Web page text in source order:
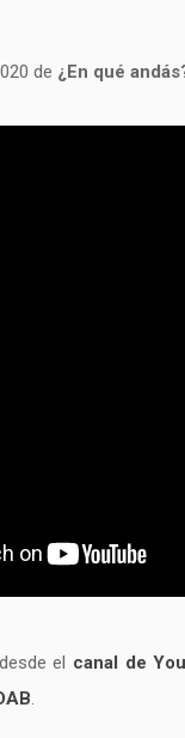
de ¿En qué
el canal de
.